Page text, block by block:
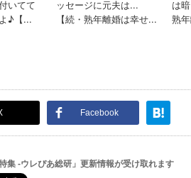
Facebook
集 -ウレぴあ総研」更新情報が受け取れます